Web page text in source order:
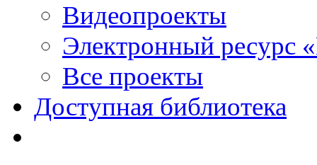
Видеопроекты
Электронный ресурс
Все проекты
Доступная библиотека